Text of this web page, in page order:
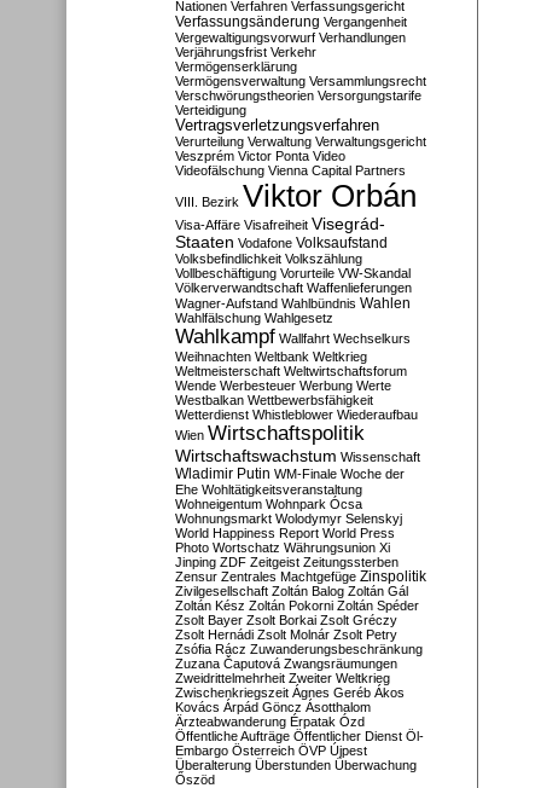
Nationen Verfahren Verfassungsgericht
Verfassungsänderung Vergangenheit
Vergewaltigungsvorwurf Verhandlungen
Verjährungsfrist Verkehr
Vermögenserklärung
Vermögensverwaltung Versammlungsrecht
Verschwörungstheorien Versorgungstarife
Verteidigung
Vertragsverletzungsverfahren
Verurteilung Verwaltung Verwaltungsgericht
Veszprém Victor Ponta Video
Videofälschung Vienna Capital Partners
VIII. Bezirk Viktor Orbán
Visa-Affäre Visafreiheit Visegrád-
Staaten Vodafone Volksaufstand
Volksbefindlichkeit Volkszählung
Vollbeschäftigung Vorurteile VW-Skandal
Völkerverwandtschaft Waffenlieferungen
Wagner-Aufstand Wahlbündnis Wahlen
Wahlfälschung Wahlgesetz
Wahlkampf Wallfahrt Wechselkurs
Weihnachten Weltbank Weltkrieg
Weltmeisterschaft Weltwirtschaftsforum
Wende Werbesteuer Werbung Werte
Westbalkan Wettbewerbsfähigkeit
Wetterdienst Whistleblower Wiederaufbau
Wien Wirtschaftspolitik
Wirtschaftswachstum Wissenschaft
Wladimir Putin WM-Finale Woche der
Ehe Wohltätigkeitsveranstaltung
Wohneigentum Wohnpark Ócsa
Wohnungsmarkt Wolodymyr Selenskyj
World Happiness Report World Press
Photo Wortschatz Währungsunion Xi
Jinping ZDF Zeitgeist Zeitungssterben
Zensur Zentrales Machtgefüge Zinspolitik
Zivilgesellschaft Zoltán Balog Zoltán Gál
Zoltán Kész Zoltán Pokorni Zoltán Spéder
Zsolt Bayer Zsolt Borkai Zsolt Gréczy
Zsolt Hernádi Zsolt Molnár Zsolt Petry
Zsófia Rácz Zuwanderungsbeschränkung
Zuzana Čaputová Zwangsräumungen
Zweidrittelmehrheit Zweiter Weltkrieg
Zwischenkriegszeit Ágnes Geréb Ákos
Kovács Árpád Göncz Ásotthalom
Ärzteabwanderung Érpatak Ózd
Öffentliche Aufträge Öffentlicher Dienst Öl-
Embargo Österreich ÖVP Újpest
Überalterung Überstunden Überwachung
Őszöd